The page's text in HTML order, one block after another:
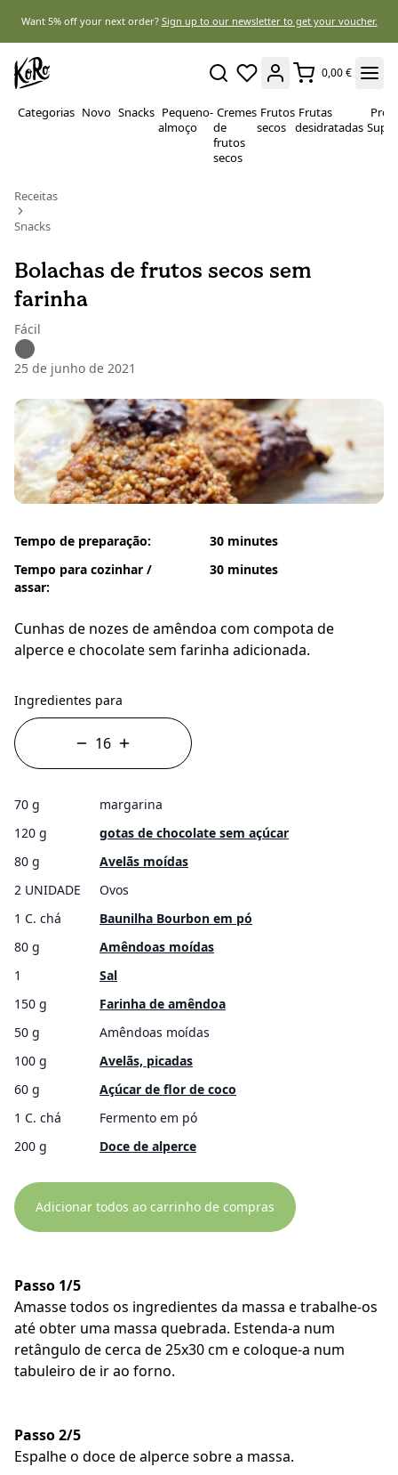
Want 5% off your next order? Sign up to our newsletter to get your voucher.
0,00 €
Categorias Novo Snacks Pequeno-
almoço
Cremes
de
frutos
secos
Frutos
secos
Frutas
desidratadas
Receitas
Snacks
Bolachas de frutos secos sem
farinha
Fácil
25 de junho de 2021
Tempo de preparação:
Tempo para cozinhar /
assar:
30 minutes
30 minutes
Cunhas de nozes de amêndoa com compota de
alperce e chocolate sem farinha adicionada.
Ingredientes para
70 g
margarina
120 g
gotas de chocolate sem açúcar
80 g
Avelãs moídas
2 UNIDADE
Ovos
1 C. chá
Baunilha Bourbon em pó
80 g
Amêndoas moídas
1
Sal
150 g
Farinha de amêndoa
50 g
Amêndoas moídas
100 g
Avelãs, picadas
60 g
Açúcar de flor de coco
1 C. chá
Fermento em pó
200 g
Doce de alperce
Adicionar todos ao carrinho de compras
Passo 1/5
Amasse todos os ingredientes da massa e trabalhe-os
até obter uma massa quebrada. Estenda-a num
retângulo de cerca de 25x30 cm e coloque-a num
tabuleiro de ir ao forno.
Passo 2/5
Espalhe o doce de alperce sobre a massa.